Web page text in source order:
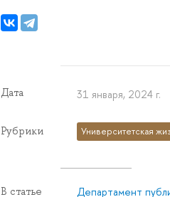
Дата 31 января, 2024 г.
Рубрики Университетская
В статье
Департамент